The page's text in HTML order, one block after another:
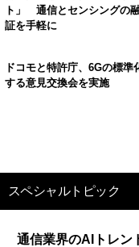
ト」 通信とセンシングの
証を手軽に
ドコモと特許庁、6Gの標準
する意見交換会を実施
スペシャルトピック
通信業界のAIトレ